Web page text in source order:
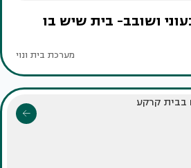
ושובב- בית שיש בו
מערכת בית ונוי